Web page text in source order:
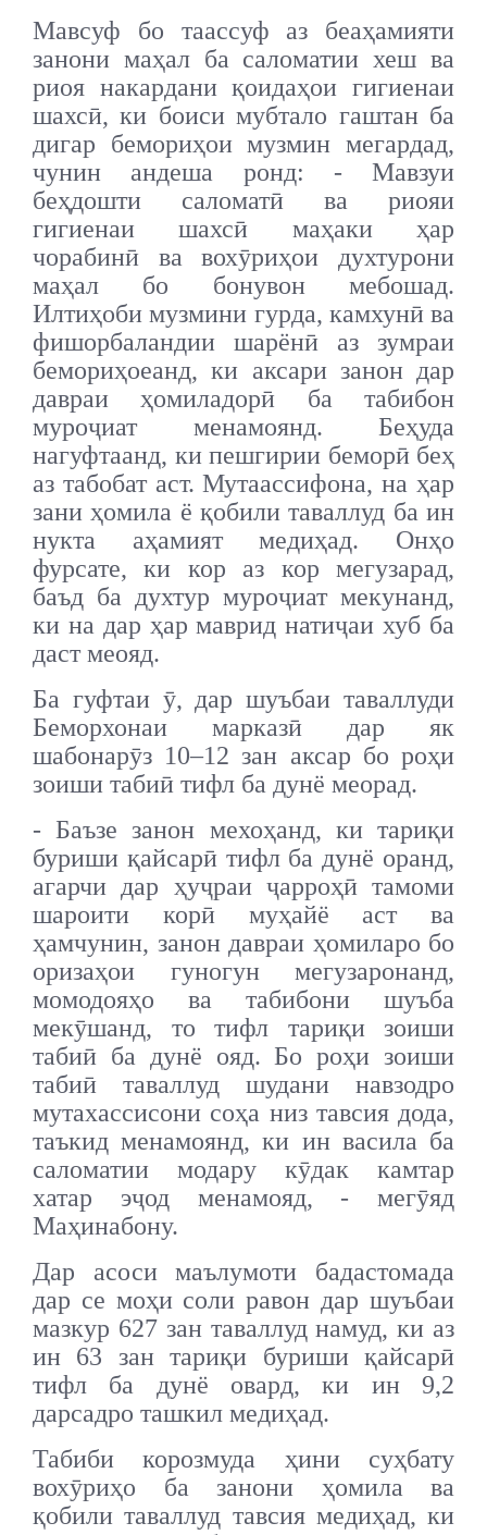
Мавсуф бо таассуф аз беаҳамияти
занони маҳал ба саломатии хеш ва
риоя накардани қоидаҳои гигиенаи
шахсӣ, ки боиси мубтало гаштан ба
дигар бемориҳои музмин мегардад,
чунин андеша ронд: - Мавзуи
беҳдошти саломатӣ ва риояи
гигиенаи шахсӣ маҳаки ҳар
чорабинӣ ва вохӯриҳои духтурони
маҳал бо бонувон мебошад.
Илтиҳоби музмини гурда, камхунӣ ва
фишорбаландии шарёнӣ аз зумраи
бемориҳоеанд, ки аксари занон дар
давраи ҳомиладорӣ ба табибон
муроҷиат менамоянд. Беҳуда
нагуфтаанд, ки пешгирии беморӣ беҳ
аз табобат аст. Мутаассифона, на ҳар
зани ҳомила ё қобили таваллуд ба ин
нукта аҳамият медиҳад. Онҳо
фурсате, ки кор аз кор мегузарад,
баъд ба духтур муроҷиат мекунанд,
ки на дар ҳар маврид натиҷаи хуб ба
даст меояд.
Ба гуфтаи ӯ, дар шуъбаи таваллуди
Беморхонаи марказӣ дар як
шабонарӯз 10–12 зан аксар бо роҳи
зоиши табиӣ тифл ба дунё меорад.
- Баъзе занон мехоҳанд, ки тариқи
буриши қайсарӣ тифл ба дунё оранд,
агарчи дар ҳуҷраи ҷарроҳӣ тамоми
шароити корӣ муҳайё аст ва
ҳамчунин, занон давраи ҳомиларо бо
оризаҳои гуногун мегузаронанд,
момодояҳо ва табибони шуъба
мекӯшанд, то тифл тариқи зоиши
табиӣ ба дунё ояд. Бо роҳи зоиши
табиӣ таваллуд шудани навзодро
мутахассисони соҳа низ тавсия дода,
таъкид менамоянд, ки ин васила ба
саломатии модару кӯдак камтар
хатар эҷод менамояд, - мегӯяд
Маҳинабону.
Дар асоси маълумоти бадастомада
дар се моҳи соли равон дар шуъбаи
мазкур 627 зан таваллуд намуд, ки аз
ин 63 зан тариқи буриши қайсарӣ
тифл ба дунё овард, ки ин 9,2
дарсадро ташкил медиҳад.
Табиби корозмуда ҳини суҳбату
вохӯриҳо ба занони ҳомила ва
қобили таваллуд тавсия медиҳад, ки